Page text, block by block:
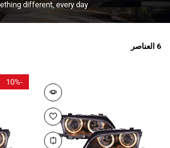
different, every day.
6 العناصر
-
10%